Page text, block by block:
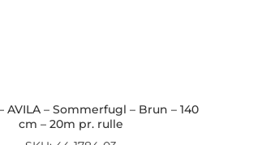
AVILA – Sommerfugl – Brun – 140
cm – 20m pr. rulle